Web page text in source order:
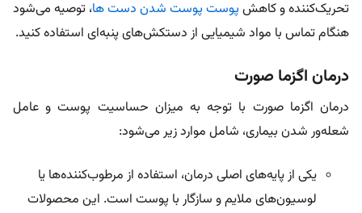
تحریک‌کننده و کاهش پوست پوست شدن دست ها، توصیه می‌شود
هنگام تماس با مواد شیمیایی از دستکش‌های پنبه‌ای استفاده کنید.
درمان اگزما صورت
درمان اگزما صورت با توجه به میزان حساسیت پوست و عامل
شعله‌ور شدن بیماری، شامل موارد زیر می‌شود:
یکی از پایه‌های اصلی درمان، استفاده از مرطوب‌کننده‌ها یا
لوسیون‌های ملایم و سازگار با پوست‌ است. این محصولات